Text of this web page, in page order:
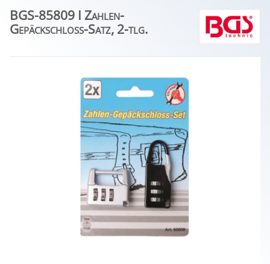
BGS-85809 I Zahlen-
Gepäckschloss-Satz, 2-tlg.